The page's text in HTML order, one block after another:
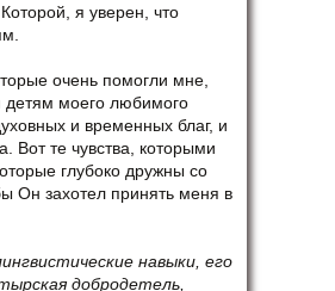
я уверен, что
очень помогли мне,
детям моего любимого
и временных благ, и
Вот те чувства, которыми
глубоко дружны со
Он захотел принять меня в
навыки, его
добродетель,